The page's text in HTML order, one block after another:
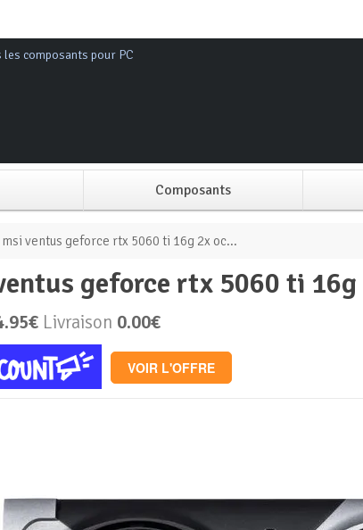
les composants pour PC
Composants
Alimentation PC
Boitier PC
Carte graphique
Carte mère
Processeur
ventus geforce rtx 5060 ti 16g 2x oc...
ventus geforce rtx 5060 ti
Livraison 0.00€
VOIR L'OFFRE